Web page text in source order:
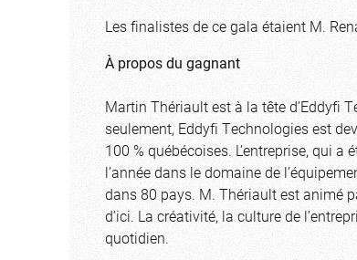
Les finalistes de ce gala étaient M.
À propos du gagnant
Martin Thériault est à la tête d’Eddyfi
seulement, Eddyfi Technologies est
100 % québécoises. L’entreprise, qui
l’année dans le domaine de
dans 80 pays. M. Thériault est animé
d’ici. La créativité, la culture de
quotidien.